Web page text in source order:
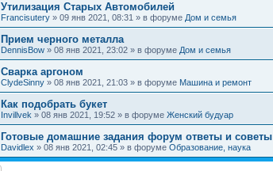
Утилизация Старых Автомобилей
Francisutery » 09 янв 2021, 08:31 » в форуме Дом и семья
Прием черного металла
DennisBow » 08 янв 2021, 23:02 » в форуме Дом и семья
Сварка аргоном
ClydeSinny » 08 янв 2021, 21:03 » в форуме Машина и ремонт
Как подобрать букет
Invillvek » 08 янв 2021, 19:52 » в форуме Женский будуар
Готовые домашние задания форум ответы и советы
Davidlex » 08 янв 2021, 02:45 » в форуме Образование, наука